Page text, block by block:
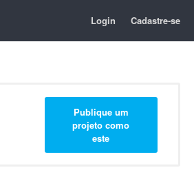
Login Cadastre-se
Publique um
projeto como
este